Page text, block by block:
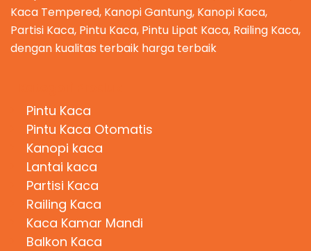
Kaca Tempered, Kanopi Gantung, Kanopi Kaca,
Partisi Kaca, Pintu Kaca, Pintu Lipat Kaca, Railing Kaca,
dengan kualitas terbaik harga terbaik
Pintu Kaca
Pintu Kaca Otomatis
Kanopi kaca
Lantai kaca
Partisi Kaca
Railing Kaca
Kaca Kamar Mandi
Balkon Kaca